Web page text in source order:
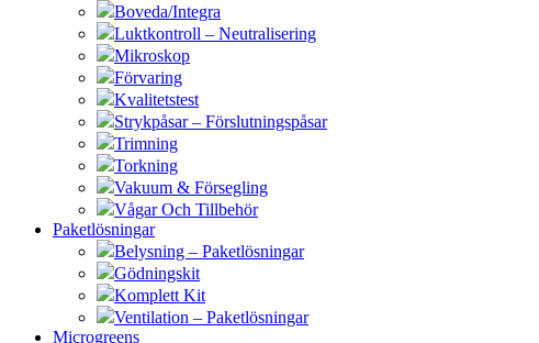
Boveda/Integra
Luktkontroll – Neutralisering
Mikroskop
Förvaring
Kvalitetstest
Strykpåsar – Förslutningspåsar
Trimning
Torkning
Vakuum & Försegling
Vågar Och Tillbehör
Paketlösningar
Belysning – Paketlösningar
Gödningskit
Komplett Kit
Ventilation – Paketlösningar
Microgreens